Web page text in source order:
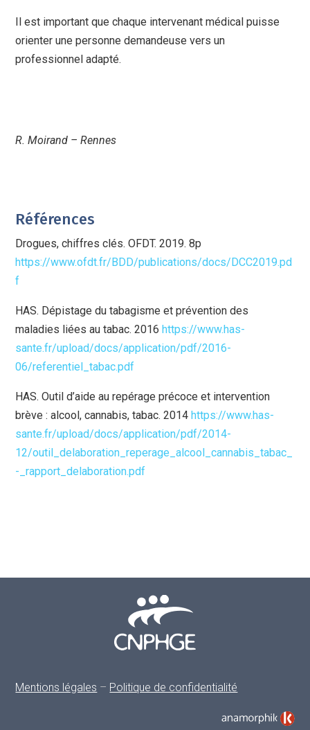
Il est important que chaque intervenant médical puisse
orienter une personne demandeuse vers un
professionnel adapté.
R. Moirand – Rennes
Références
Drogues, chiffres clés. OFDT. 2019. 8p
https://www.ofdt.fr/BDD/publications/docs/DCC2019.pd
f
HAS. Dépistage du tabagisme et prévention des
maladies liées au tabac. 2016 https://www.has-
sante.fr/upload/docs/application/pdf/2016-
06/referentiel_tabac.pdf
HAS. Outil d’aide au repérage précoce et intervention
brève : alcool, cannabis, tabac. 2014 https://www.has-
sante.fr/upload/docs/application/pdf/2014-
12/outil_delaboration_reperage_alcool_cannabis_tabac_
-_rapport_delaboration.pdf
Mentions légales – Politique de confidentialité